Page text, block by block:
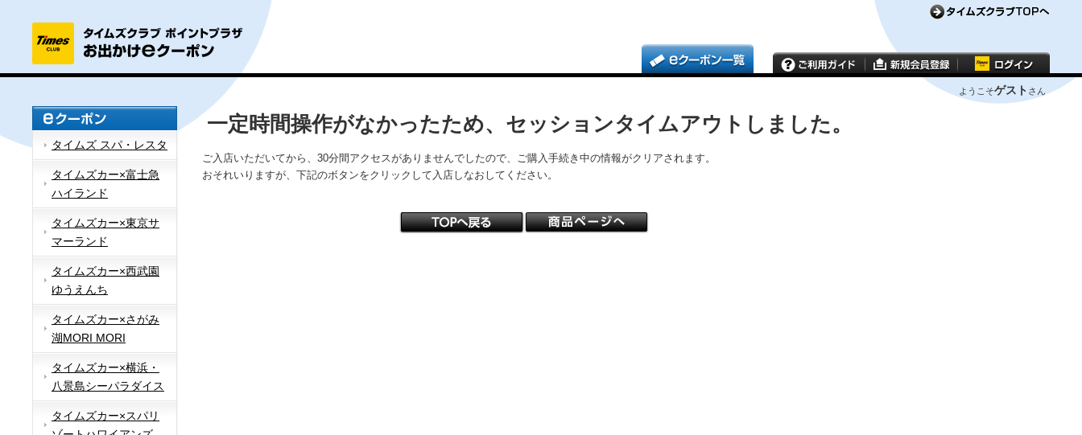
ようこそゲスト さん
タイムズ スパ・レスタ
タイムズカー×富士急
ハイランド
タイムズカー×東京サ
マーランド
タイムズカー×西武園
ゆうえんち
タイムズカー×さがみ
湖MORI MORI
タイムズカー×横浜・
八景島シーパラダイス
タイムズカー×スパリ
一定時間操作がなかったため、セッションタイムアウトしました。
ご入店いただいてから、30分間アクセスがありませんでしたので、ご購入手続き中の情報がクリアされます。
おそれいりますが、下記のボタンをクリックして入店しなおしてください。